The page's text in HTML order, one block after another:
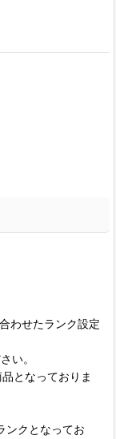
わせたランク設定
い。
となっておりま
ンクとなってお